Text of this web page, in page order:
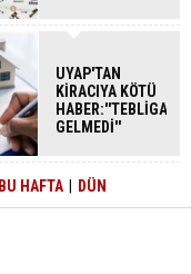
İŞLEYECEK?
UYAP'TAN
KİRACIYA KÖTÜ
HABER:''TEBLİGAT
GELMEDİ''
MAHKEMEDEN
DÖNDÜ
BU HAFTA DÜN